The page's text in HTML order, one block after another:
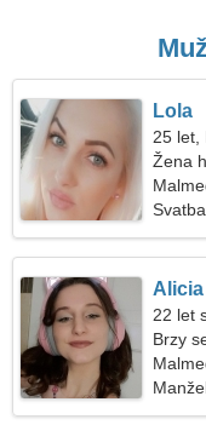
Lola
25 let,
Žena
Svatba
Alicia
22 let
Brzy